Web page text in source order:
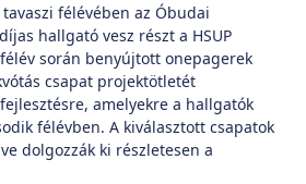
félévében az Óbudai
hallgató vesz részt a HSUP
során benyújtott onepagerek
csapat projektötletét
amelyekre a hallgatók
félévben. A kiválasztott csapatok
dolgozzák ki részletesen a